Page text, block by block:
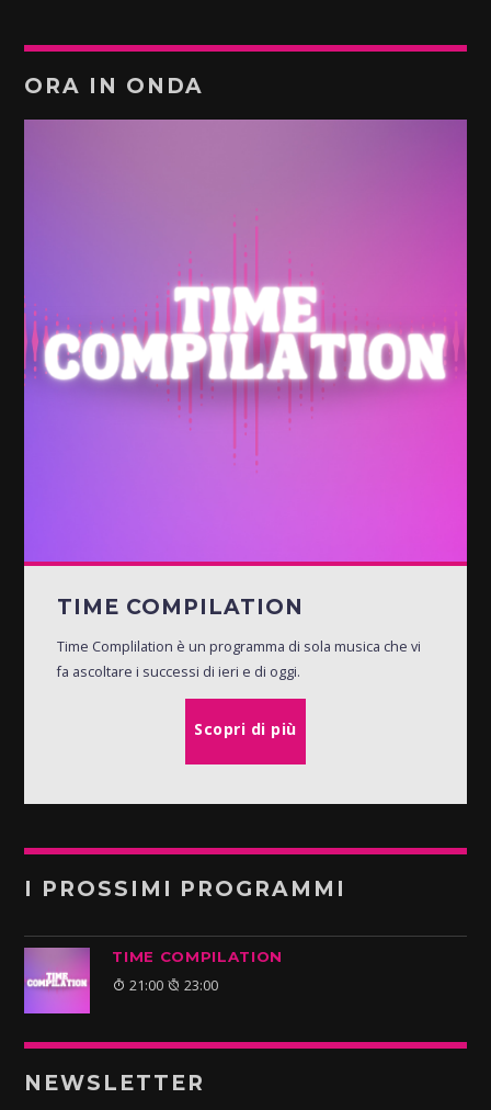
ORA IN ONDA
TIME COMPILATION
Time Complilation è un programma di sola musica che vi
fa ascoltare i successi di ieri e di oggi.
Scopri di più
I PROSSIMI PROGRAMMI
TIME COMPILATION
21:00 23:00
NEWSLETTER